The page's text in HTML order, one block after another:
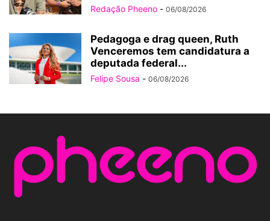
Redação Pheeno - 06/08/2026
Pedagoga e drag queen, Ruth
Venceremos tem candidatura a
deputada federal...
Felipe Sousa - 06/08/2026